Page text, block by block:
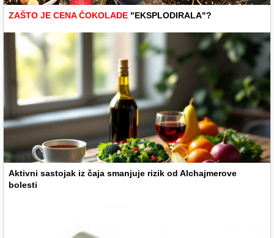
ZAŠTO JE CENA ČOKOLADE "EKSPLODIRALA"?
Aktivni sastojak iz čaja smanjuje rizik od Alchajmerove
bolesti